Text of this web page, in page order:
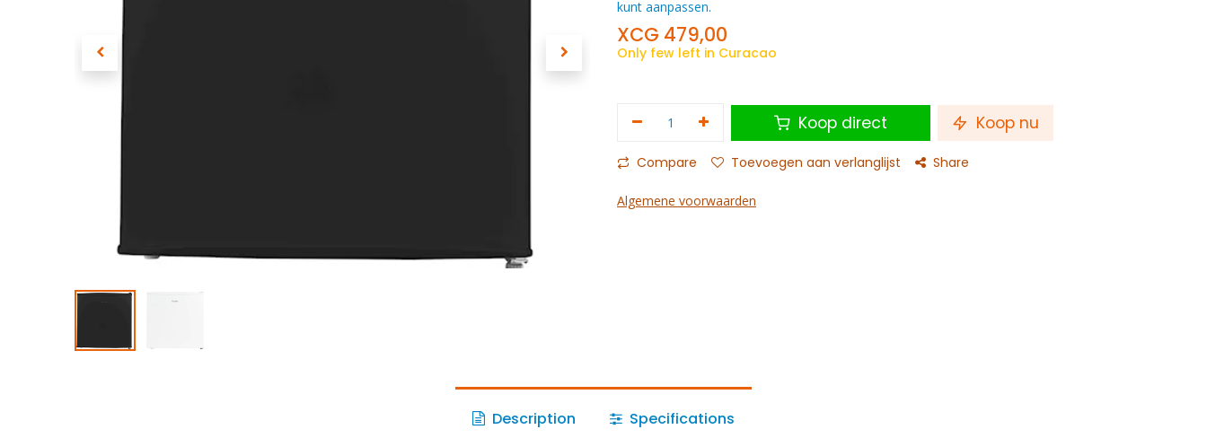
kunt aanpassen.
XCG 479,00
Only few left in Curacao
Koop direct Koop nu
Compare Toevoegen aan verlanglijst Share
Algemene voorwaarden
Description Specifications